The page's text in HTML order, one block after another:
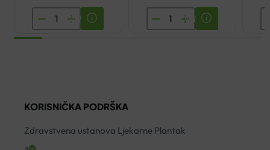
YASENKA
OMNIFLEX
ENCIAN
JABUČNI
KORISNIČKA PODRŠKA
Zdravstvena ustanova Ljekarne Plantak